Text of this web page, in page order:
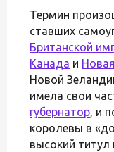
Термин
ставших
Британской
Канада и
Новой
имела свои
губернатор, и
королевы в
высокий титул